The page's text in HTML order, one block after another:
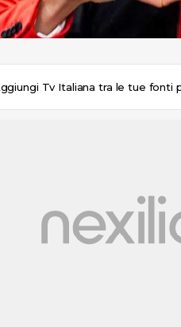
Tv Italiana tra le tue fonti